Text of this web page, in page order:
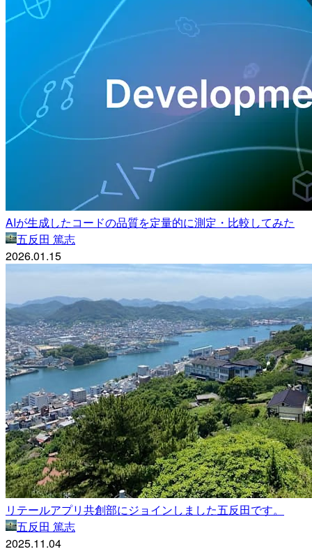
AIが生成したコードの品質を定量的に測定・比較してみた
五反田 篤志
2026.01.15
リテールアプリ共創部にジョインしました五反田です。
五反田 篤志
2025.11.04